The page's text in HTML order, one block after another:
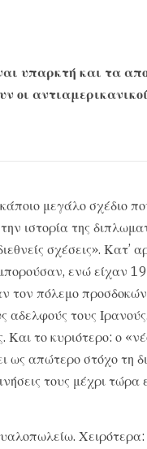
υπαρκτή και τα
οι
μεγάλο σχέδιο
ιστορία της
σχέσεις».
ενώ είχαν
τον πόλεμο
αδελφούς τους
το κυριότερο: ο
ως απώτερο στόχο τη
τους μέχρι τώρα